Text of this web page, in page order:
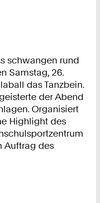
schwangen rund
Samstag, 26.
das Tanzbein.
der Abend
Organisiert
Highlight des
Auftrag des